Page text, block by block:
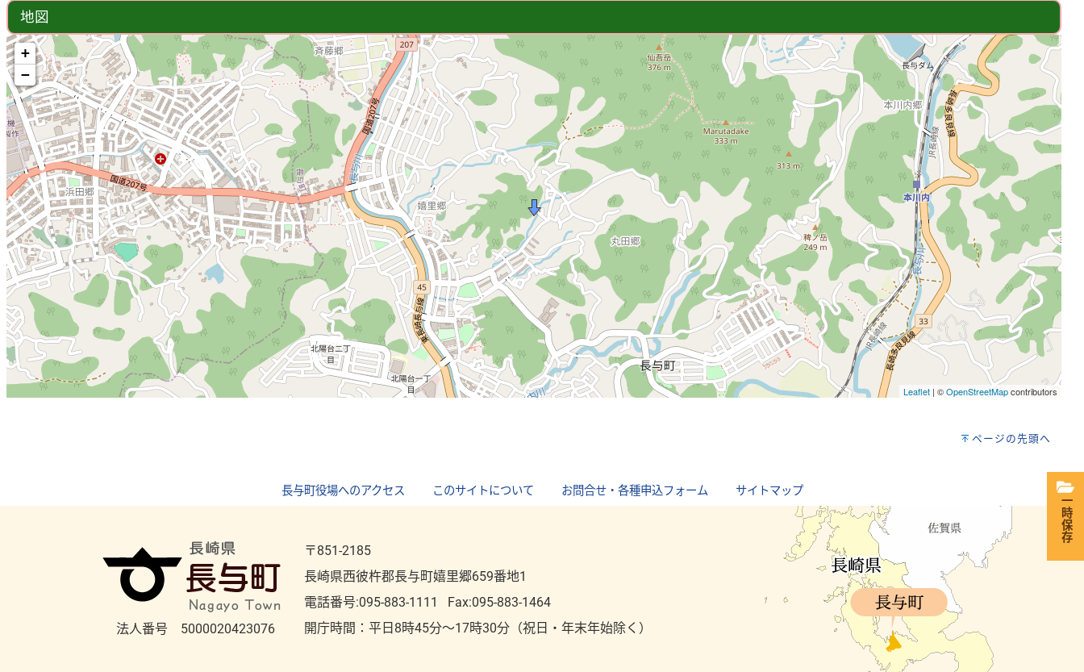
地図
+
−
Leaflet | ©OpenStreetMapcontributors
ページの先頭へ
長与町役場へのアクセス このサイトについて お問合せ・各種申込フォーム サイトマップ
法人番号 5000020423076
〒851-2185
長崎県西彼杵郡長与町嬉里郷659番地1
電話番号:095-883-1111
Fax:095-883-1464
開庁時間：平⽇8時45分～17時30分（祝⽇・年末年始除く）
一時保存